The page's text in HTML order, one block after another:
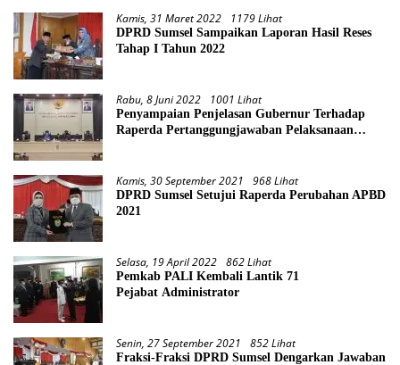
Kamis, 31 Maret 2022 1179 Lihat
DPRD Sumsel Sampaikan Laporan Hasil Reses
Tahap I Tahun 2022
Rabu, 8 Juni 2022 1001 Lihat
Penyampaian Penjelasan Gubernur Terhadap
Raperda Pertanggungjawaban Pelaksanaan
Kamis, 30 September 2021 968 Lihat
DPRD Sumsel Setujui Raperda Perubahan APBD
2021
Selasa, 19 April 2022 862 Lihat
Pemkab PALI Kembali Lantik 71
Pejabat Administrator
Senin, 27 September 2021 852 Lihat
Fraksi-Fraksi DPRD Sumsel Dengarkan Jawaban